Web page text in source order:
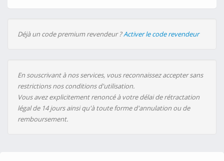
Déjà un code premium revendeur ?Activer le code revendeur
En souscrivant à nos services, vous reconnaissez accepter sans
restrictions nos conditions d'utilisation.
Vous avez explicitement renoncé à votre délai de rétractation
légal de 14 jours ainsi qu'à toute forme d'annulation ou de
remboursement.